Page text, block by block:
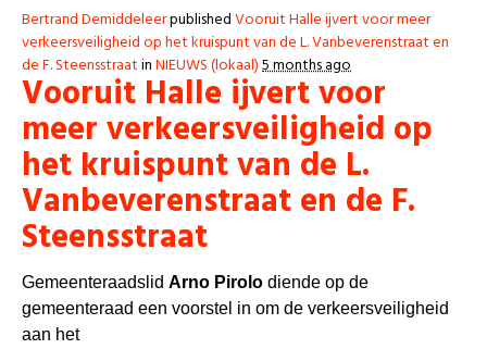
Bertrand DemiddeleerpublishedVooruit Halle ijvert voor meer
verkeersveiligheid op het kruispunt van de L. Vanbeverenstraat en
de F. SteensstraatinNIEUWS (lokaal)5 months ago
Vooruit Halle ijvert voor
meer verkeersveiligheid op
het kruispunt van de L.
Vanbeverenstraat en de F.
Steensstraat
Gemeenteraadslid Arno Pirolo diende op de
gemeenteraad een voorstel in om de verkeersveiligheid
aan het